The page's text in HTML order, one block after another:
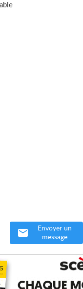
Envoyer un
message